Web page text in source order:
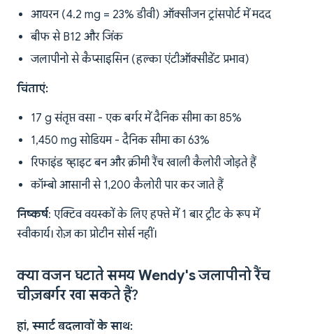
आयरन (4.2 mg = 23% डीवी) ऑक्सीजन ट्रांसपोर्ट में मदद
बीफ से B12 और जिंक
जलापीनो से कैप्साइसिन (हल्का एंटीऑक्सीडेंट प्रभाव)
चिंताएं:
17 g संतृप्त वसा - एक बर्गर में दैनिक सीमा का 85%
1,450 mg सोडियम - दैनिक सीमा का 63%
रिफाइंड व्हाइट बन और क्रीमी रैंच खाली कैलोरी जोड़ते हैं
कॉम्बो आसानी से 1,200 कैलोरी पार कर जाते हैं
निष्कर्ष: एक्टिव वयस्कों के लिए हफ्ते में 1 बार ट्रीट के रूप में
स्वीकार्य। रोज़ का प्रोटीन सोर्स नहीं।
क्या वजन घटाते समय Wendy's जलापीनो रैंच
चीज़बर्गर खा सकते हैं?
हां, स्मार्ट बदलावों के साथ: